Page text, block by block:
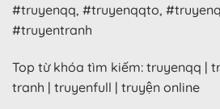
#truyenqq, #truyenqqto,
#truyentranh
Top từ khóa tìm kiếm: truyenqq |
tranh | truyenfull | truyện online